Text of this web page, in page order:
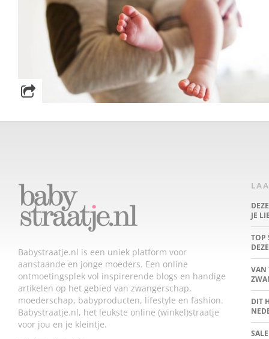
Babystraatje.nl is een uniek platform voor
aanstaande en jonge moeders. Een online
ontmoetingsplek vol inspirerende blogs en handige
artikelen op het gebied van zwangerschap,
moederschap, babyproducten, lifestyle en fashion.
Babystraatje.nl, het leukste online (winkel)straatje
voor jou en je kleintje.
JE
TOP
VAN
DIT